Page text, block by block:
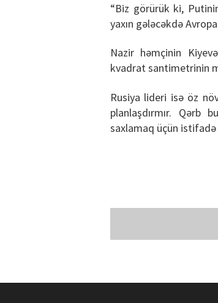
“Biz görürük ki,
yaxın gələcəkdə
Nazir həmçinin
kvadrat santimetrinin
Rusiya lideri isə öz
planlaşdırmır. Qərb
saxlamaq üçün istifadə